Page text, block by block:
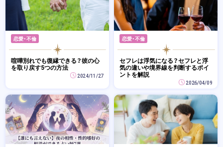
恋愛・不倫
喧嘩別れでも復縁できる？彼の心
を取り戻す5つの方法
2024/11/27
恋愛・不倫
セフレは浮気になる？セフレと浮
気の違いや境界線を判断するポイ
ントを解説
2026/04/09